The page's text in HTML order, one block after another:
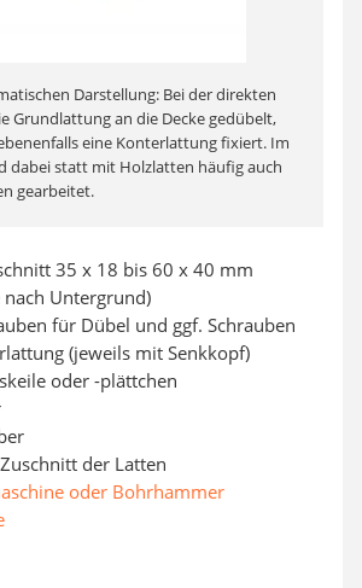
Darstellung: Bei der direkten
Grundlattung an die Decke gedübelt,
eine Konterlattung fixiert. Im
dabei statt mit Holzlatten häufig auch
gearbeitet.
35 x 18 bis 60 x 40 mm
nach Untergrund)
für Dübel und ggf. Schrauben
(jeweils mit Senkkopf)
oder -plättchen
der Latten
oder Bohrhammer